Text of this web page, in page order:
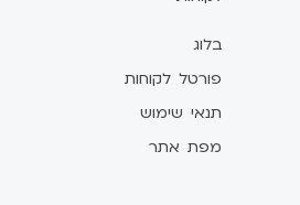
בלוג
פורטל לקוחות
תנאי שימוש
מפת אתר